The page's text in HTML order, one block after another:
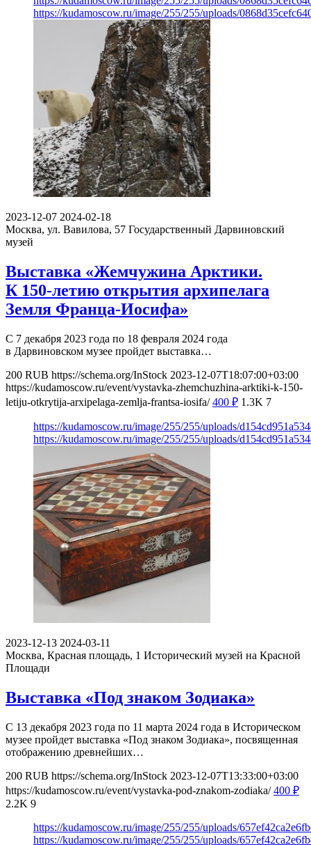
https://kudamoscow.ru/image/255/255/uploads/
2023-12-07 2024-02-18
Москва, ул. Вавилова, 57 Государственный Дарвиновский
музей
Выставка «Жемчужина Арктики.
К 150-летию открытия архипелага
Земля Франца-Иосифа»
С 7 декабря 2023 года по 18 февраля 2024 года
в Дарвиновском музее пройдет выставка…
200 RUB https://schema.org/InStock 2023-12-07T18:07:00+03:00
https://kudamoscow.ru/event/vystavka-zhemchuzhina-arktiki-k-150-
letiju-otkrytija-arxipelaga-zemlja-frantsa-iosifa/ 400 ₽ 1.3K 7
https://kudamoscow.ru/image/255/255/uploads/
https://kudamoscow.ru/image/255/255/uploads/
2023-12-13 2024-03-11
Москва, Красная площадь, 1 Исторический музей на Красной
Площади
Выставка «Под знаком Зодиака»
С 13 декабря 2023 года по 11 марта 2024 года в Историческом
музее пройдет выставка «Под знаком Зодиака», посвященная
отображению древнейших…
200 RUB https://schema.org/InStock 2023-12-07T13:33:00+03:00
https://kudamoscow.ru/event/vystavka-pod-znakom-zodiaka/ 400 ₽
2.2K 9
https://kudamoscow.ru/image/255/255/uploads/
https://kudamoscow.ru/image/255/255/uploads/